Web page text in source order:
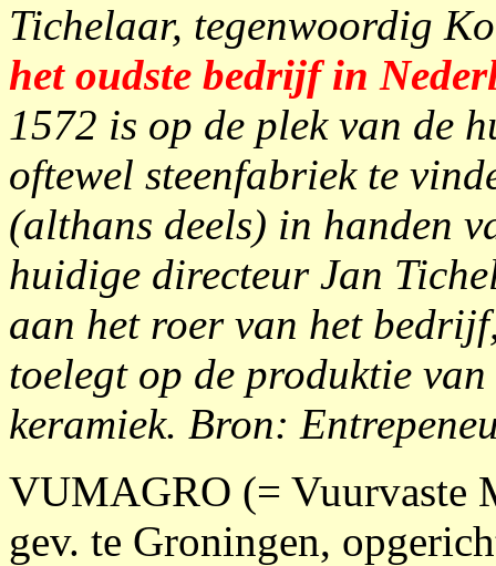
Tichelaar, tegenwoordig
het oudste bedrijf in
1572 is op de plek van de
oftewel steenfabriek te
(althans deels) in handen
huidige directeur Jan
aan het roer van het
toelegt op de produktie
keramiek. Bron:
VUMAGRO (= Vuurvaste
gev. te Groningen,